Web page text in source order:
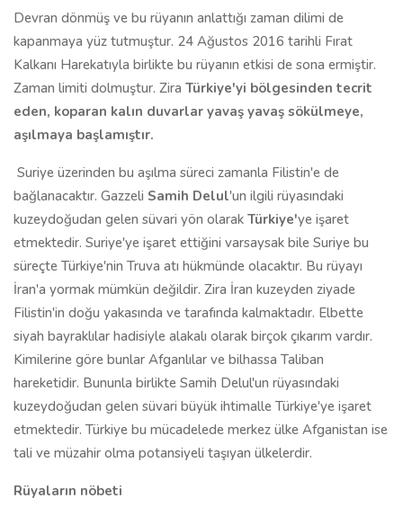
Devran dönmüş ve bu rüyanın anlattığı zaman dilimi de
kapanmaya yüz tutmuştur. 24 Ağustos 2016 tarihli Fırat
Kalkanı Harekatıyla birlikte bu rüyanın etkisi de sona ermiştir.
Zaman limiti dolmuştur. Zira Türkiye'yi bölgesinden tecrit
eden, koparan kalın duvarlar yavaş yavaş sökülmeye,
aşılmaya başlamıştır.
Suriye üzerinden bu aşılma süreci zamanla Filistin'e de
bağlanacaktır. Gazzeli Samih Delul'un ilgili rüyasındaki
kuzeydoğudan gelen süvari yön olarak Türkiye'ye işaret
etmektedir. Suriye'ye işaret ettiğini varsaysak bile Suriye bu
süreçte Türkiye'nin Truva atı hükmünde olacaktır. Bu rüyayı
İran'a yormak mümkün değildir. Zira İran kuzeyden ziyade
Filistin'in doğu yakasında ve tarafında kalmaktadır. Elbette
siyah bayraklılar hadisiyle alakalı olarak birçok çıkarım vardır.
Kimilerine göre bunlar Afganlılar ve bilhassa Taliban
hareketidir. Bununla birlikte Samih Delul'un rüyasındaki
kuzeydoğudan gelen süvari büyük ihtimalle Türkiye'ye işaret
etmektedir. Türkiye bu mücadelede merkez ülke Afganistan ise
tali ve müzahir olma potansiyeli taşıyan ülkelerdir.
Rüyaların nöbeti